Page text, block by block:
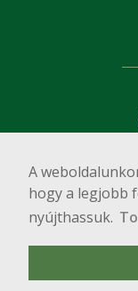
A
hogy a legjobb
nyújthassuk.